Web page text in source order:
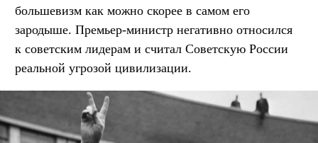
большевизм как можно скорее в самом его
зародыше. Премьер-министр негативно относился
к советским лидерам и считал Советскую России
реальной угрозой цивилизации.